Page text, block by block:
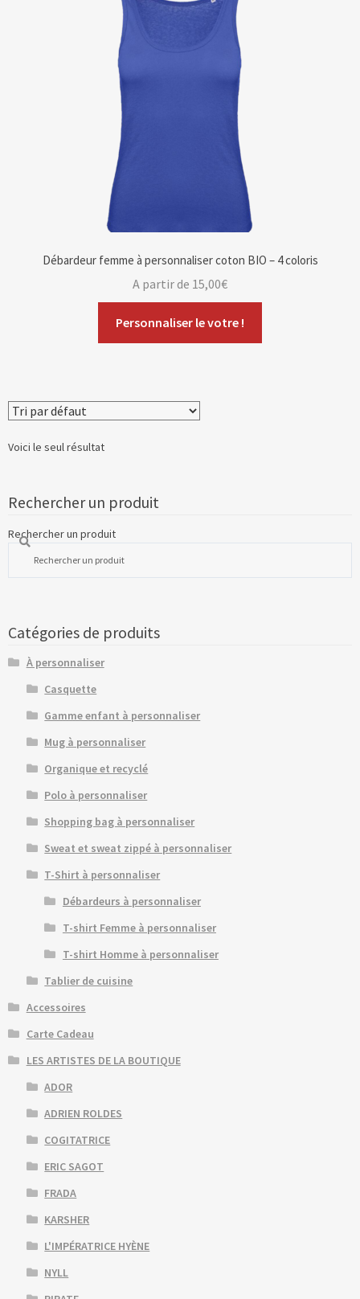
Débardeur femme à personnaliser coton BIO – 4 coloris
Personnaliser le votre !
A partir de 15,00€
Voici le seul résultat
Rechercher un produit
Rechercher un produit
Catégories de produits
À personnaliser
Casquette
Gamme enfant à personnaliser
Mug à personnaliser
Organique et recyclé
Polo à personnaliser
Shopping bag à personnaliser
Sweat et sweat zippé à personnaliser
T-Shirt à personnaliser
Débardeurs à personnaliser
T-shirt Femme à personnaliser
T-shirt Homme à personnaliser
Tablier de cuisine
Accessoires
Carte Cadeau
LES ARTISTES DE LA BOUTIQUE
ADOR
ADRIEN ROLDES
COGITATRICE
ERIC SAGOT
FRADA
KARSHER
L'IMPÉRATRICE HYÈNE
NYLL